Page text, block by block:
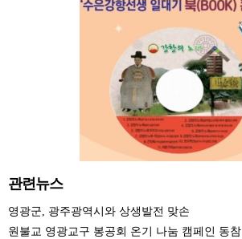
관련뉴스
영광군, 광주광역시와 상생발전 맞손
원불교 영광교구 봉공회 온기 나눔 캠페인 동참